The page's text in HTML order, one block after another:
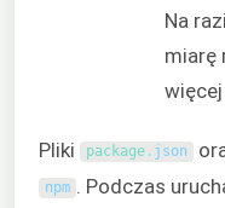
Na
miarę
Pliki package. json
npm . Podczas